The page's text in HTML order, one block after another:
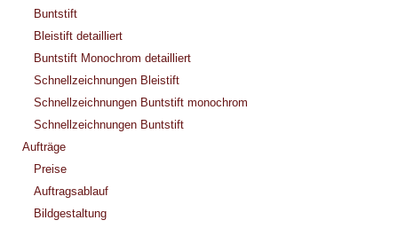
Buntstift
Bleistift detailliert
Buntstift Monochrom detailliert
Schnellzeichnungen Bleistift
Schnellzeichnungen Buntstift monochrom
Schnellzeichnungen Buntstift
Aufträge
Preise
Auftragsablauf
Bildgestaltung